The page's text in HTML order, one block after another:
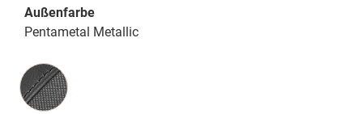
Außenfarbe
Pentametal Metallic
Innenausstattung